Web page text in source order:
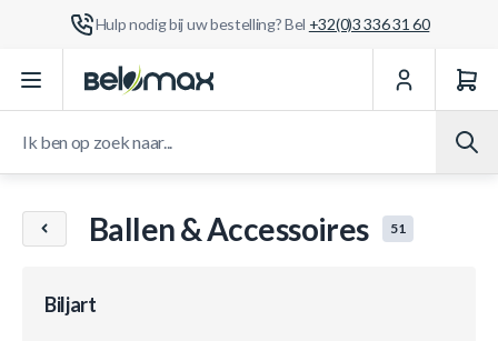
Hulp nodig bij uw bestelling? Bel +32(0)3 336 31 60
Ga naar de inhoud
Ballen & Accessoires 51
Biljart